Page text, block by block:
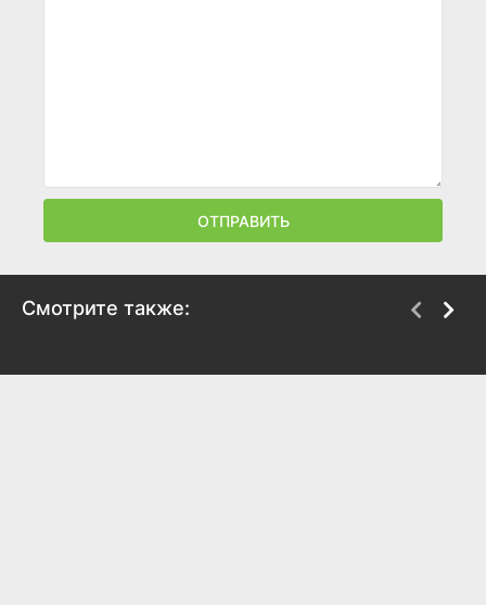
ОТПРАВИТЬ
Смотрите также: